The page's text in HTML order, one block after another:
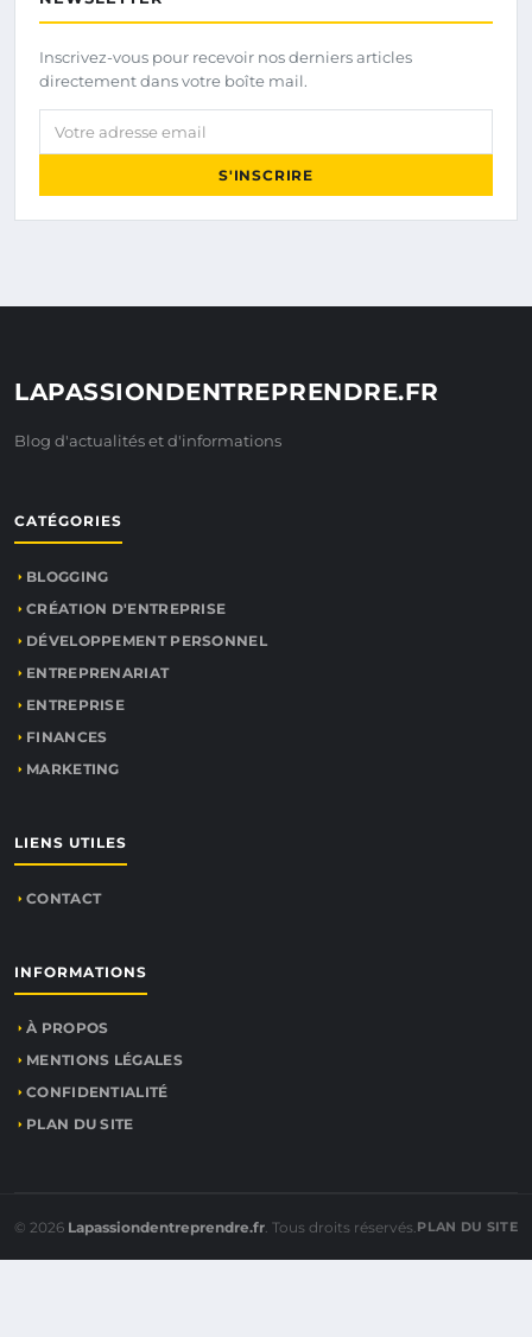
Inscrivez-vous pour recevoir nos derniers articles
directement dans votre boîte mail.
Votre adresse email
S'INSCRIRE
LAPASSIONDENTREPRENDRE.FR
Blog d'actualités et d'informations
CATÉGORIES
BLOGGING
CRÉATION D'ENTREPRISE
DÉVELOPPEMENT PERSONNEL
ENTREPRENARIAT
ENTREPRISE
FINANCES
MARKETING
LIENS UTILES
CONTACT
INFORMATIONS
À PROPOS
MENTIONS LÉGALES
CONFIDENTIALITÉ
PLAN DU SITE
© 2026 Lapassiondentreprendre.fr. Tous droits réservés.PLAN DU SITE